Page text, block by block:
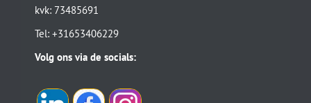
kvk: 73485691
Tel: +31653406229
Volg ons via de socials: